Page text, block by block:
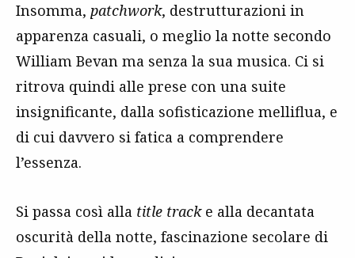
Insomma, patchwork, destrutturazioni in
apparenza casuali, o meglio la notte secondo
William Bevan ma senza la sua musica. Ci si
ritrova quindi alle prese con una suite
insignificante, dalla sofisticazione melliflua, e
di cui davvero si fatica a comprendere
l’essenza.
Si passa così alla title tracke alla decantata
oscurità della notte, fascinazione secolare di